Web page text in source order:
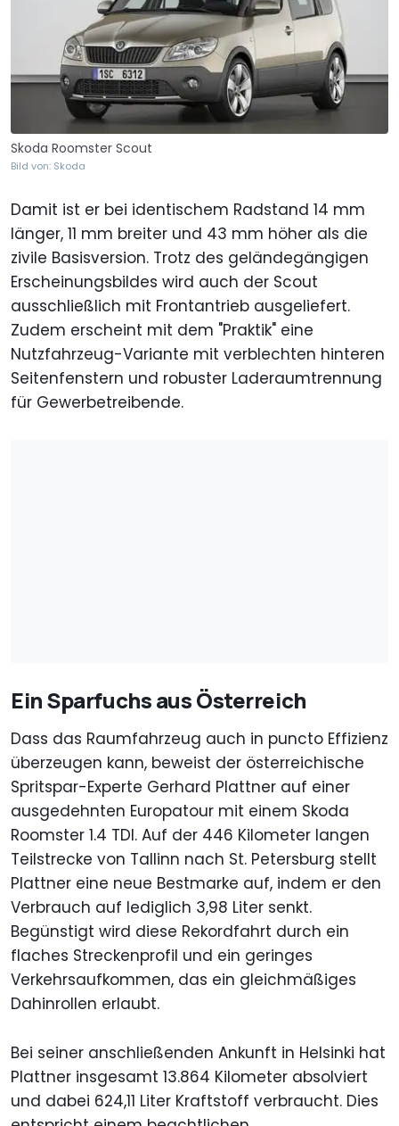
Skoda Roomster Scout
Bild von: Skoda
Damit ist er bei identischem Radstand 14 mm
länger, 11 mm breiter und 43 mm höher als die
zivile Basisversion. Trotz des geländegängigen
Erscheinungsbildes wird auch der Scout
ausschließlich mit Frontantrieb ausgeliefert.
Zudem erscheint mit dem "Praktik" eine
Nutzfahrzeug-Variante mit verblechten hinteren
Seitenfenstern und robuster Laderaumtrennung
für Gewerbetreibende.
Ein Sparfuchs aus Österreich
Dass das Raumfahrzeug auch in puncto Effizienz
überzeugen kann, beweist der österreichische
Spritspar-Experte Gerhard Plattner auf einer
ausgedehnten Europatour mit einem Skoda
Roomster 1.4 TDI. Auf der 446 Kilometer langen
Teilstrecke von Tallinn nach St. Petersburg stellt
Plattner eine neue Bestmarke auf, indem er den
Verbrauch auf lediglich 3,98 Liter senkt.
Begünstigt wird diese Rekordfahrt durch ein
flaches Streckenprofil und ein geringes
Verkehrsaufkommen, das ein gleichmäßiges
Dahinrollen erlaubt.
Bei seiner anschließenden Ankunft in Helsinki hat
Plattner insgesamt 13.864 Kilometer absolviert
und dabei 624,11 Liter Kraftstoff verbraucht. Dies